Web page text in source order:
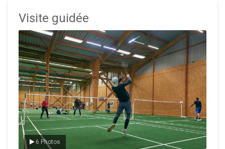
Visite guidée
6 Photos
Le badminton